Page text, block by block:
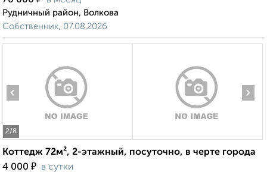
Рудничный район, Волкова
Собственник, 07.08.2026
2/8
‹ ›
Коттедж 72м², 2-этажный, посуточно, в черте города
4 000 ₽ в сутки